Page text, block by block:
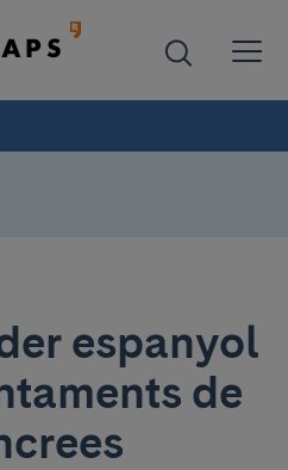
espanyol
de